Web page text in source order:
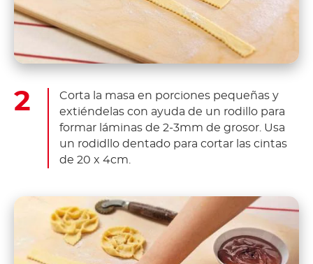
Corta la masa en porciones pequeñas y
extiéndelas con ayuda de un rodillo para
formar láminas de 2-3mm de grosor. Usa
un rodidllo dentado para cortar las cintas
de 20 x 4cm.